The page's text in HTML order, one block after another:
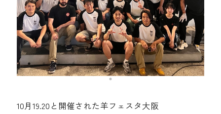
10月19.20と開催された羊フェスタ大阪